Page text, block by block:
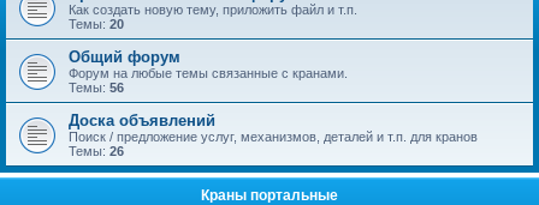
Как создать новую тему, приложить файл и т.п.
Темы: 20
Общий форум
Форум на любые темы связанные с кранами.
Темы: 56
Доска объявлений
Поиск / предложение услуг, механизмов, деталей и т.п. для кранов
Темы: 26
Краны портальные